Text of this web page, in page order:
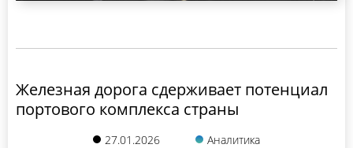
Железная дорога сдерживает потенциал
портового комплекса страны
27.01.2026 Аналитика